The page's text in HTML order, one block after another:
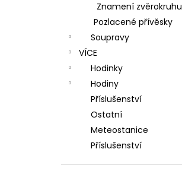
Znamení zvěrokruhu
Pozlacené přívěsky
Soupravy
VÍCE
Hodinky
Hodiny
Příslušenství
Ostatní
Meteostanice
Příslušenství